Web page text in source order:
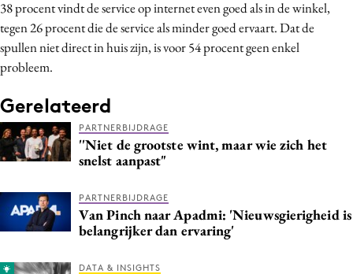
38 procent vindt de service op internet even goed als in de winkel,
tegen 26 procent die de service als minder goed ervaart. Dat de
spullen niet direct in huis zijn, is voor 54 procent geen enkel
probleem.
Gerelateerd
PARTNERBIJDRAGE
''Niet de grootste wint, maar wie zich het
snelst aanpast"
PARTNERBIJDRAGE
Van Pinch naar Apadmi: 'Nieuwsgierigheid is
belangrijker dan ervaring'
DATA & INSIGHTS